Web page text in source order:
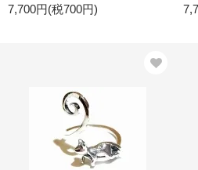
7,700円(税700円)